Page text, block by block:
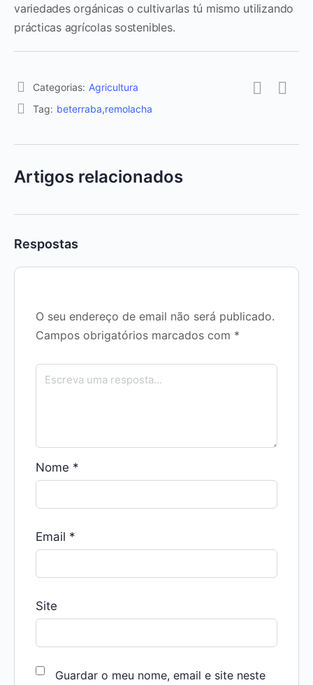
variedades orgánicas o cultivarlas tú mismo utilizando
prácticas agrícolas sostenibles.
Categorias: Agricultura
Tag: beterraba,remolacha
Artigos relacionados
Respostas
O seu endereço de email não será publicado.
Campos obrigatórios marcados com *
Nome *
Email *
Site
Guardar o meu nome, email e site neste